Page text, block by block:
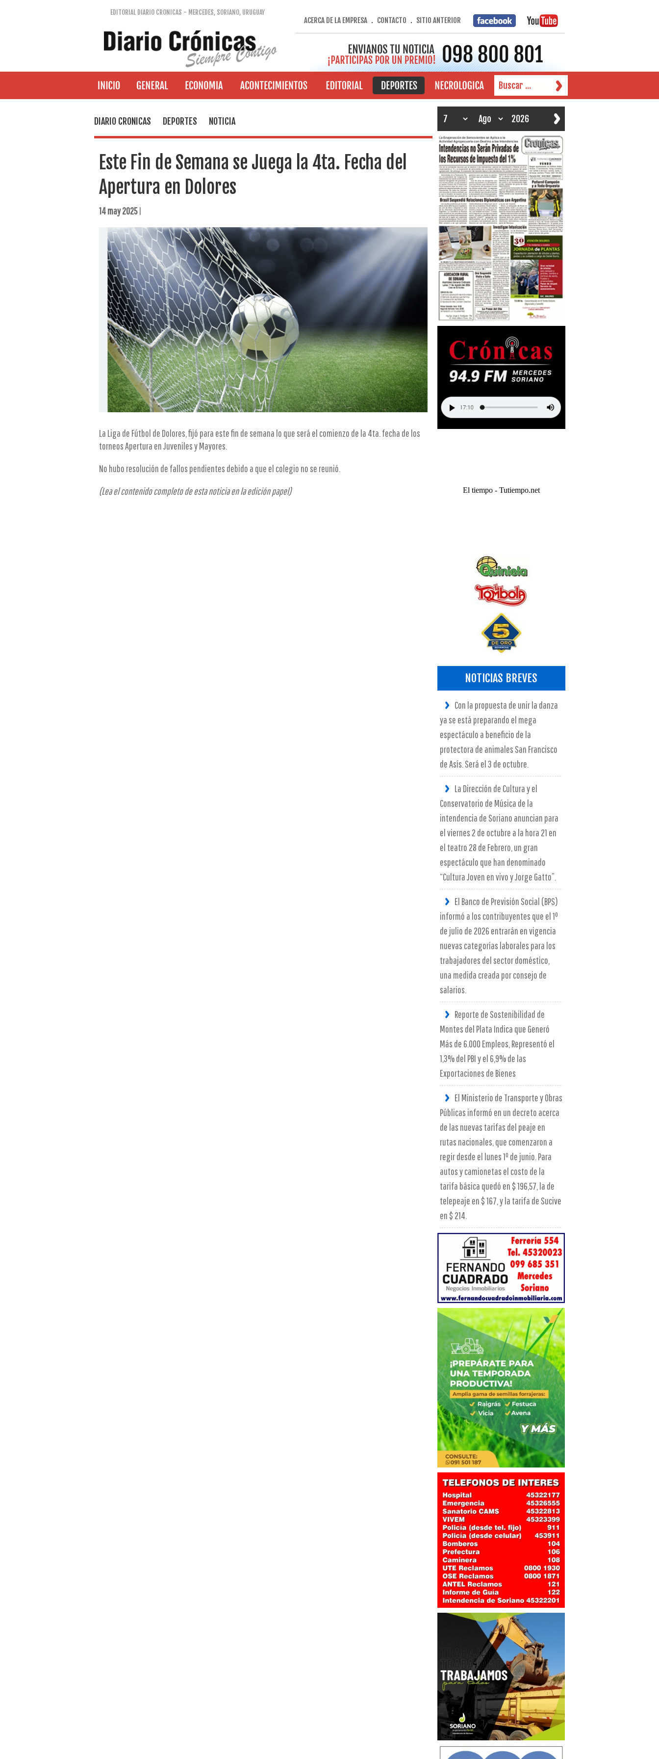
EDITORIAL DIARIO CRONICAS - MERCEDES, SORIANO, URUGUAY
ACERCA DE LA EMPRESA. CONTACTO . SITIO ANTERIOR
DIARIO CRONICAS DEPORTES NOTICIA
Este Fin de Semana se Juega la 4ta. Fecha del
Apertura en Dolores
14 may 2025|
La Liga de Fútbol de Dolores, fijó para este fin de semana lo que será el comienzo de la 4ta. fecha de los
torneos Apertura en Juveniles y Mayores.
No hubo resolución de fallos pendientes debido a que el colegio no se reunió.
(Lea el contenido completo de esta noticia en la edición papel)
El tiempo - Tutiempo.net
NOTICIAS BREVES
Con la propuesta de unir la danza
ya se está preparando el mega
espectáculo a beneficio de la
protectora de animales San Francisco
de Asís. Será el 3 de octubre.
La Dirección de Cultura y el
Conservatorio de Música de la
intendencia de Soriano anuncian para
el viernes 2 de octubre a la hora 21 en
el teatro 28 de Febrero, un gran
espectáculo que han denominado
“Cultura Joven en vivo y Jorge Gatto”.
El Banco de Previsión Social (BPS)
informó a los contribuyentes que el 1º
de julio de 2026 entrarán en vigencia
nuevas categorías laborales para los
trabajadores del sector doméstico,
una medida creada por consejo de
salarios.
Reporte de Sostenibilidad de
Montes del Plata Indica que Generó
Más de 6.000 Empleos, Representó el
1,3% del PBI y el 6,9% de las
Exportaciones de Bienes
El Ministerio de Transporte y Obras
Públicas informó en un decreto acerca
de las nuevas tarifas del peaje en
rutas nacionales, que comenzaron a
regir desde el lunes 1º de junio. Para
autos y camionetas el costo de la
tarifa básica quedó en $ 196,57, la de
telepeaje en $ 167, y la tarifa de Sucive
en $ 214.